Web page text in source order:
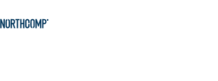
Zur Navigation springen